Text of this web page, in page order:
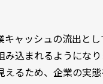
ャッシュの流出と
込まれるようになり
るため、企業の実